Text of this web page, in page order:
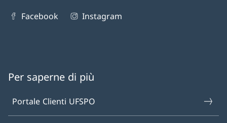
Facebook Instagram
Per saperne di più
Portale Clienti UFSPO